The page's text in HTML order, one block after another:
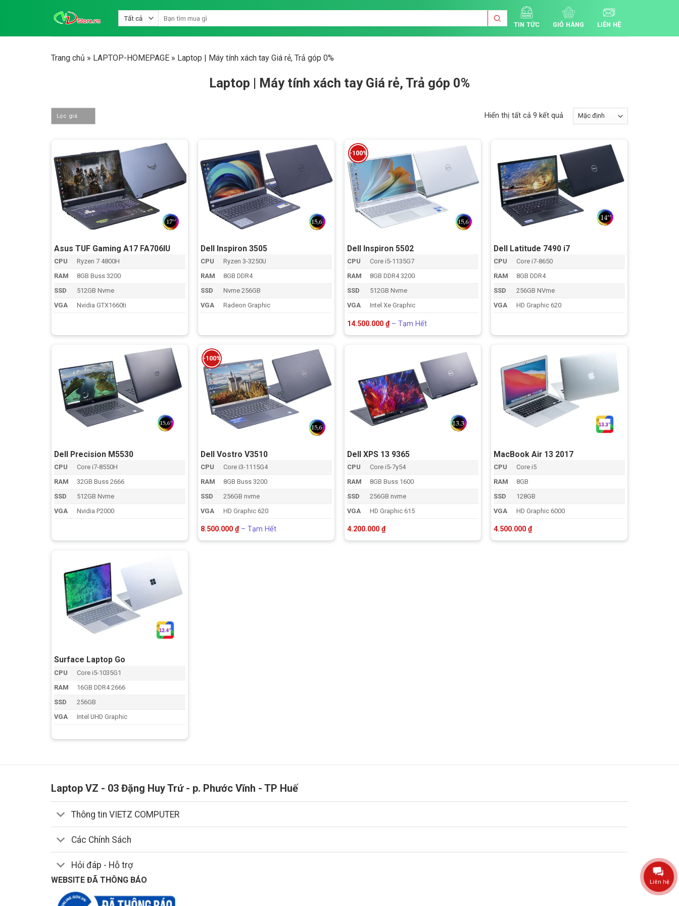
kiếm:
TIN TỨC GIỎ HÀNG LIÊN HỆ
Trang chủ » LAPTOP-HOMEPAGE» Laptop | Máy tính xách tay Giá rẻ, Trả góp 0%
Laptop | Máy tính xách tay Giá rẻ, Trả góp 0%
Lọc giá Hiển thị tất cả 9 kết quả
Asus TUF Gaming A17 FA706IU
CPU
Ryzen 7 4800H
RAM
8GB Buss 3200
SSD
512GB Nvme
VGA
Nvidia GTX1660ti
Dell Inspiron 3505
CPU
Ryzen 3-3250U
RAM
8GB DDR4
SSD
Nvme 256GB
VGA
Radeon Graphic
-100%
Dell Inspiron 5502
CPU
Core i5-1135G7
RAM
8GB DDR4 3200
SSD
512GB Nvme
VGA
Intel Xe Graphic
14.500.000 ₫ – Tạm HếtKhoảng
từ
Tạm
Dell Latitude 7490 i7
CPU
Core i7-8650
RAM
8GB DDR4
SSD
256GB NVme
VGA
HD Graphic 620
Dell Precision M5530
CPU
Core i7-8550H
RAM
32GB Buss 2666
SSD
512GB Nvme
VGA
Nvidia P2000
-100%
Dell Vostro V3510
CPU
Core i3-1115G4
RAM
8GB Buss 3200
SSD
256GB nvme
VGA
HD Graphic 620
8.500.000 ₫ – Tạm HếtKhoảng
từ
Dell XPS 13 9365
CPU
Core i5-7y54
RAM
8GB Buss 1600
SSD
256GB nvme
VGA
HD Graphic 615
4.200.000 ₫
MacBook Air 13 2017
CPU
Core i5
RAM
8GB
SSD
128GB
VGA
HD Graphic 6000
4.500.000 ₫
Surface Laptop Go
CPU
Core i5-1035G1
RAM
16GB DDR4 2666
SSD
256GB
VGA
Intel UHD Graphic
Laptop VZ - 03 Đặng Huy Trứ - p. Phước Vĩnh - TP Huế
Thông tin VIETZ COMPUTER
Các Chính Sách
Hỏi đáp - Hỗ trợ
WEBSITE ĐÃ THÔNG BÁO Liên hệ